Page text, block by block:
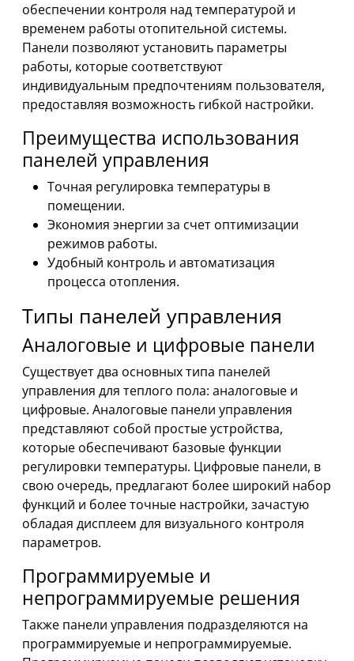
обеспечении контроля над температурой и
временем работы отопительной системы.
Панели позволяют установить параметры
работы, которые соответствуют
индивидуальным предпочтениям пользователя,
предоставляя возможность гибкой настройки.
Преимущества использования
панелей управления
Точная регулировка температуры в
помещении.
Экономия энергии за счет оптимизации
режимов работы.
Удобный контроль и автоматизация
процесса отопления.
Типы панелей управления
Аналоговые и цифровые панели
Существует два основных типа панелей
управления для теплого пола: аналоговые и
цифровые. Аналоговые панели управления
представляют собой простые устройства,
которые обеспечивают базовые функции
регулировки температуры. Цифровые панели, в
свою очередь, предлагают более широкий набор
функций и более точные настройки, зачастую
обладая дисплеем для визуального контроля
параметров.
Программируемые и
непрограммируемые решения
Также панели управления подразделяются на
программируемые и непрограммируемые.